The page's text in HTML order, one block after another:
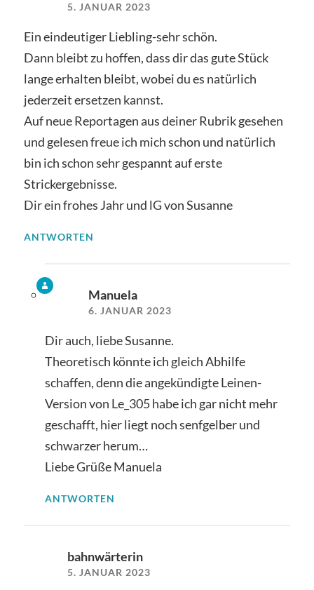
5. JANUAR 2023
Ein eindeutiger Liebling-sehr schön.
Dann bleibt zu hoffen, dass dir das gute Stück
lange erhalten bleibt, wobei du es natürlich
jederzeit ersetzen kannst.
Auf neue Reportagen aus deiner Rubrik gesehen
und gelesen freue ich mich schon und natürlich
bin ich schon sehr gespannt auf erste
Strickergebnisse.
Dir ein frohes Jahr und lG von Susanne
ANTWORTEN
Manuela
6. JANUAR 2023
Dir auch, liebe Susanne.
Theoretisch könnte ich gleich Abhilfe
schaffen, denn die angekündigte Leinen-
Version von Le_305 habe ich gar nicht mehr
geschafft, hier liegt noch senfgelber und
schwarzer herum…
Liebe Grüße Manuela
ANTWORTEN
bahnwärterin
5. JANUAR 2023